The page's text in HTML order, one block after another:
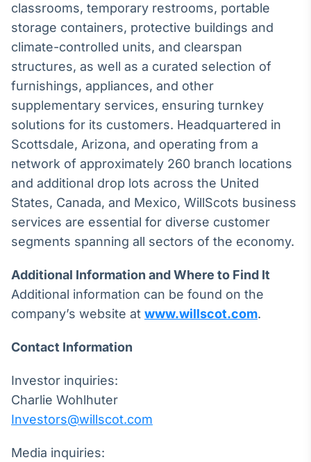
funcionalidades
Wallboard
Conteúdos e
dados para
displays e telas
Broadcast
Curadoria
Curadoria de
conteúdos
noticiosos
Soluções de
Tecnologia
Broadcast
Radar
inteligente de
classrooms, temporary restrooms, portable
storage containers, protective buildings and
climate-controlled units, and clearspan
structures, as well as a curated selection of
furnishings, appliances, and other
supplementary services, ensuring turnkey
solutions for its customers. Headquartered in
Scottsdale, Arizona, and operating from a
network of approximately 260 branch locations
and additional drop lots across the United
States, Canada, and Mexico, WillScots business
services are essential for diverse customer
segments spanning all sectors of the economy.
Additional Information and Where to Find It
Additional information can be found on the
company’s website at www.willscot.com.
Contact Information
Investor inquiries:
Charlie Wohlhuter
Investors@willscot.com
Media inquiries: